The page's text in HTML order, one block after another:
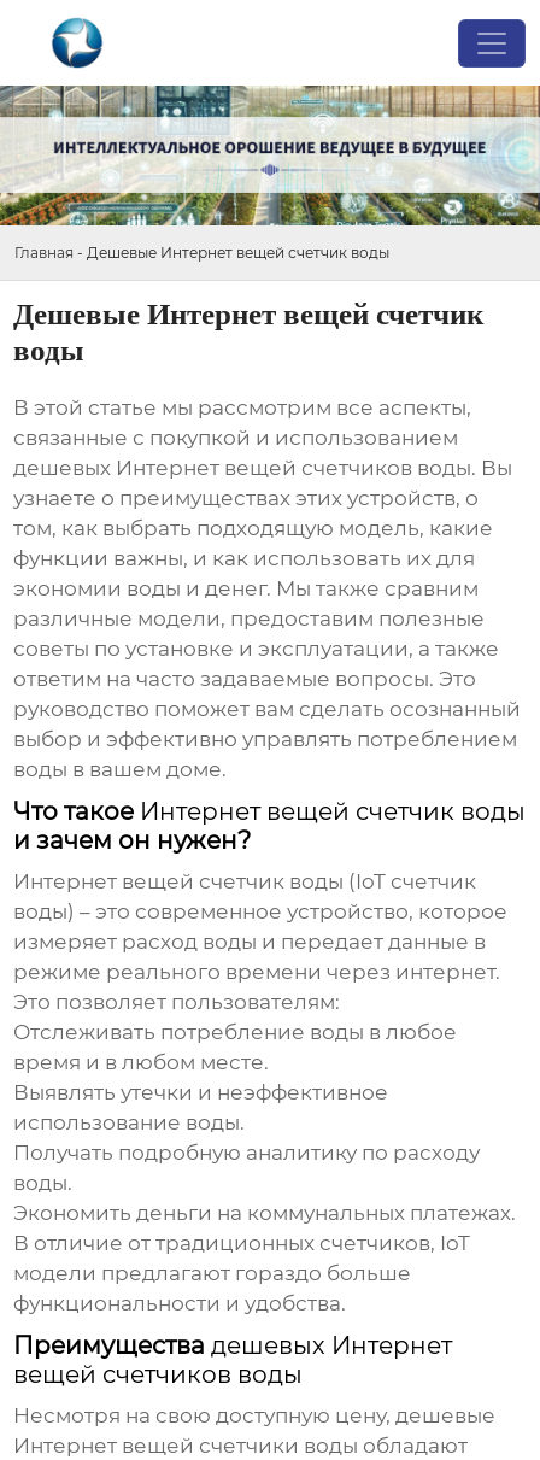
Главная - Дешевые Интернет вещей счетчик воды
Дешевые Интернет вещей счетчик
воды
В этой статье мы рассмотрим все аспекты,
связанные с покупкой и использованием
дешевых Интернет вещей счетчиков воды. Вы
узнаете о преимуществах этих устройств, о
том, как выбрать подходящую модель, какие
функции важны, и как использовать их для
экономии воды и денег. Мы также сравним
различные модели, предоставим полезные
советы по установке и эксплуатации, а также
ответим на часто задаваемые вопросы. Это
руководство поможет вам сделать осознанный
выбор и эффективно управлять потреблением
воды в вашем доме.
Что такое Интернет вещей счетчик воды
и зачем он нужен?
Интернет вещей счетчик воды (IoT счетчик
воды) – это современное устройство, которое
измеряет расход воды и передает данные в
режиме реального времени через интернет.
Это позволяет пользователям:
Отслеживать потребление воды в любое
время и в любом месте.
Выявлять утечки и неэффективное
использование воды.
Получать подробную аналитику по расходу
воды.
Экономить деньги на коммунальных платежах.
В отличие от традиционных счетчиков, IoT
модели предлагают гораздо больше
функциональности и удобства.
Преимуществадешевых Интернет
вещей счетчиков воды
Несмотря на свою доступную цену,дешевые
Интернет вещей счетчики воды обладают